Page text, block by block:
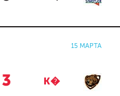
15 МАРТА
3 К�